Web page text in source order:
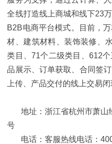
全线打造线上商城和线下23
B2B电商平台模式。目前，
材、建筑材料、装饰装修、
类目、71个二级类目、612
品展示、订单获取、合同签
上传、产品交付的线上交易闭
地址：浙江省杭州市萧山
号
电话：客服热线电话：